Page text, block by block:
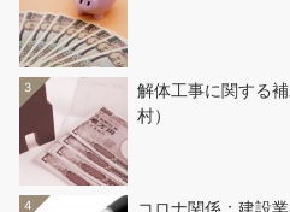
3
解体工事に関する
村）
4 コロナ関係：建設